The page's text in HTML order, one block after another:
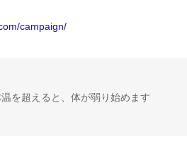
campaign/
を超えると、体が弱り始めます